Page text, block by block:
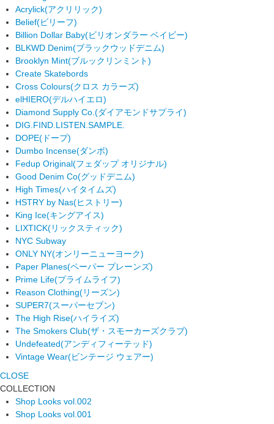
Acrylick(アクリリック)
Belief(ビリーフ)
Billion Dollar Baby(ビリオンダラー ベイビー)
BLKWD Denim(ブラックウッドデニム)
Brooklyn Mint(ブルックリンミント)
Create Skatebords
Cross Colours(クロス カラーズ)
elHIERO(デルハイエロ)
Diamond Supply Co. (ダイアモンドサプライ)
DIG.FIND.LISTEN.SAMPLE.
DOPE(ドープ)
Dumbo Incense(ダンボ)
Fedup Original(フェダップ オリジナル)
Good Denim Co(グッドデニム)
High Times(ハイタイムズ)
HSTRY by Nas(ヒストリー)
King Ice(キングアイス)
LIXTICK(リックスティック)
NYC Subway
ONLY NY(オンリーニューヨーク)
Paper Planes(ペーパー プレーンズ)
Prime Life(プライムライフ)
Reason Clothing(リーズン)
SUPER7(スーパーセブン)
The High Rise(ハイライズ)
The Smokers Club(ザ・スモーカーズクラブ)
Undefeated(アンディフィーテッド)
Vintage Wear(ビンテージ ウェアー)
CLOSE
COLLECTION
Shop Looks vol.002
Shop Looks vol.001